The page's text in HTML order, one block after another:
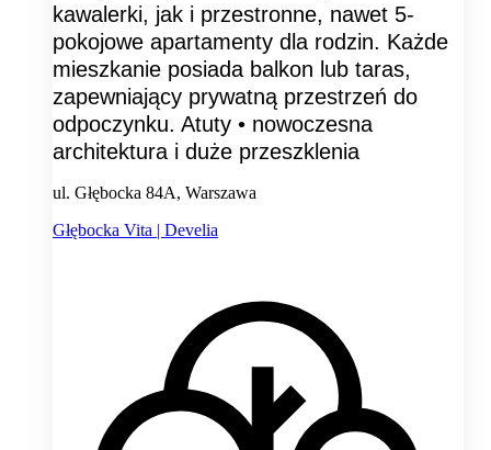
kawalerki, jak i przestronne, nawet 5-
pokojowe apartamenty dla rodzin. Każde
mieszkanie posiada balkon lub taras,
zapewniający prywatną przestrzeń do
odpoczynku. Atuty • nowoczesna
architektura i duże przeszklenia
ul. Głębocka 84A, Warszawa
Głębocka Vita | Develia